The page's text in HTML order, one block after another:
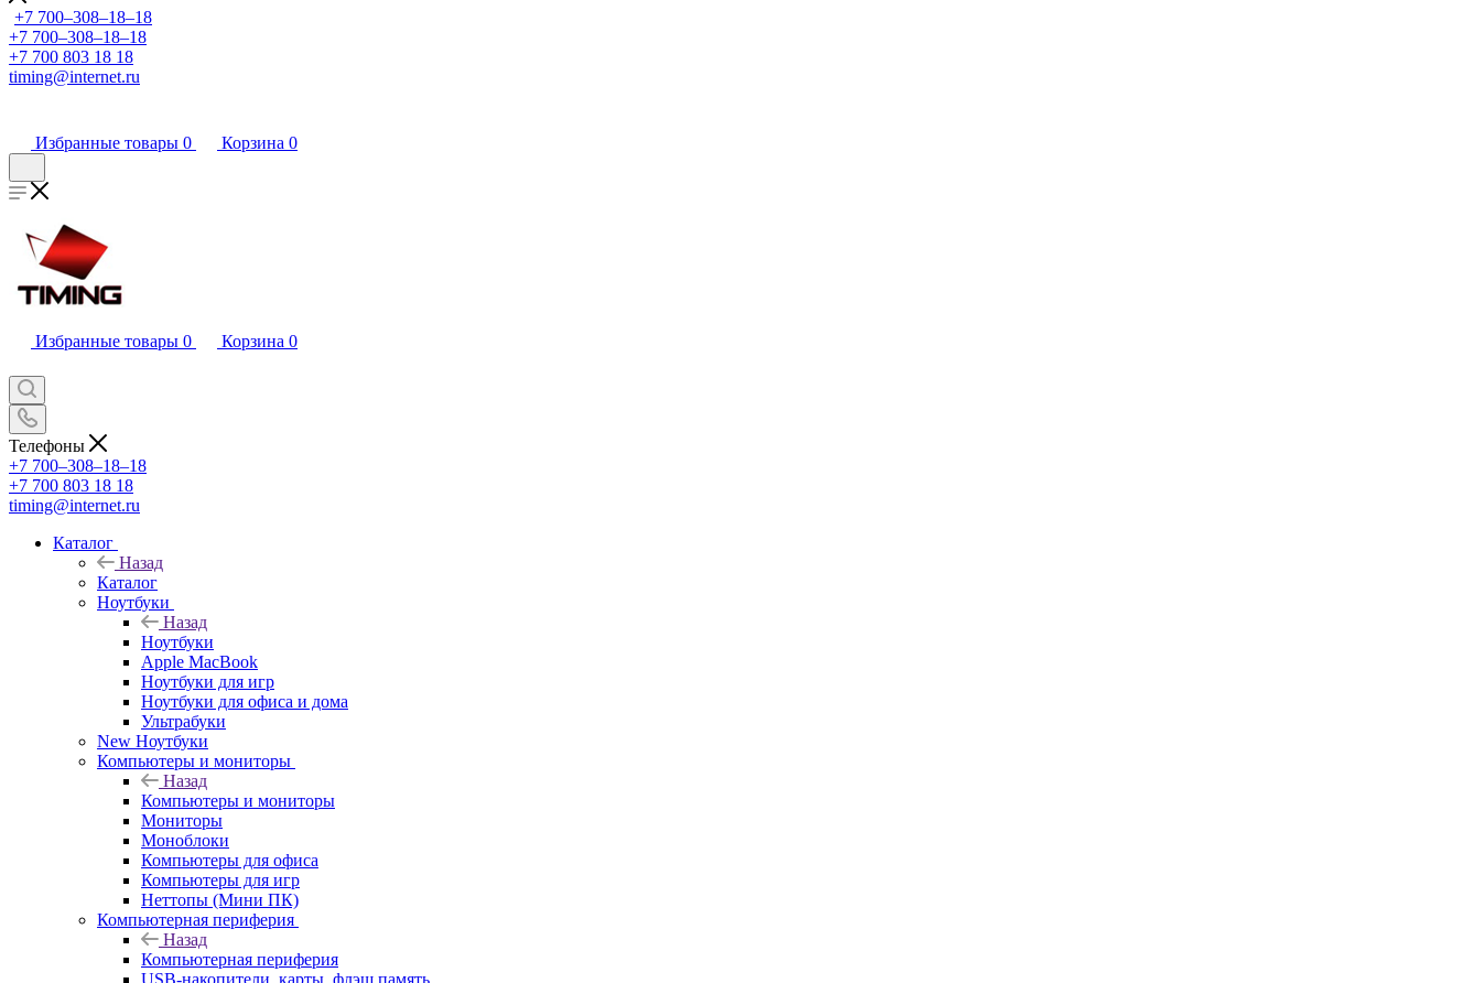
+7 700‒308‒18‒18
+7 700‒308‒18‒18
+7 700 803 18 18
timing@internet.ru
Избранные товары 0 Корзина 0
Избранные товары 0 Корзина 0
Телефоны
+7 700‒308‒18‒18
+7 700 803 18 18
timing@internet.ru
Каталог
Назад
Каталог
Ноутбуки
Назад
Ноутбуки
Apple MacBook
Ноутбуки для игр
Ноутбуки для офиса и дома
Ультрабуки
New Ноутбуки
Компьютеры и мониторы
Назад
Компьютеры и мониторы
Мониторы
Моноблоки
Компьютеры для офиса
Компьютеры для игр
Неттопы (Мини ПК)
Компьютерная периферия
Назад
Компьютерная периферия
USB-накопители, карты, флэш память